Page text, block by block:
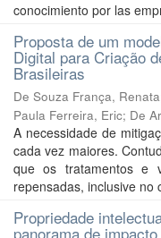
conocimiento por las
Proposta de um
Digital para Criação
Brasileiras
De Souza França, Renata
Paula Ferreira, Eric; De
A necessidade de
cada vez maiores.
que os tratamentos e
repensadas, inclusive no
Propriedade
panorama de